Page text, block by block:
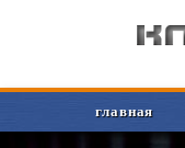
главная